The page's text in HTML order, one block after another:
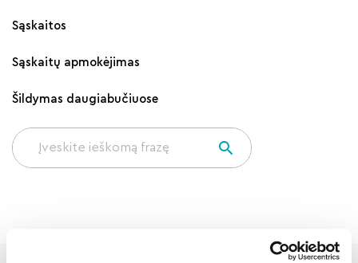
Sąskaitos
Sąskaitų apmokėjimas
Šildymas daugiabučiuose